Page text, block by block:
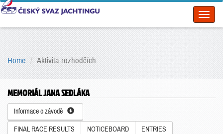
Home Aktivita rozhodčích
MEMORIÁL JANA SEDLÁKA
Informace o závodě
FINAL RACE RESULTS NOTICEBOARD ENTRIES